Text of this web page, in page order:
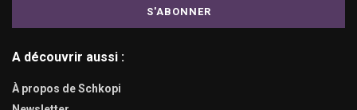
A découvrir aussi :
À propos de Schkopi